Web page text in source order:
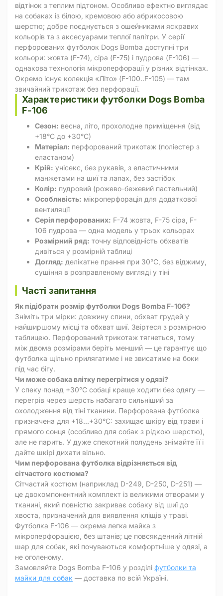
відтінок з теплим підтоном. Особливо ефектно виглядає
на собаках із білою, кремовою або абрикосовою
шерстю; добре поєднується з ошейниками яскравих
кольорів та з аксесуарами теплої палітри. У серії
перфорованих футболок Dogs Bomba доступні три
кольори: жовта (F-74), сіра (F-75) і пудрова (F-106) —
однакова технологія мікроперфорації у різних відтінках.
Окремо існує колекція «Літо» (F-100..F-105) — там
звичайний трикотаж без перфорації.
Характеристики футболки Dogs Bomba
F-106
Сезон: весна, літо, прохолодне приміщення (від
+18°C до +30°C)
Матеріал: перфорований трикотаж (поліестер з
еластаном)
Крій: унісекс, без рукавів, з еластичними
манжетами на шиї та лапах, без застібок
Колір: пудровий (рожево-бежевий пастельний)
Особливість: мікроперфорація для додаткової
вентиляції
Серія перфорованих: F-74 жовта, F-75 сіра, F-
106 пудрова — одна модель у трьох кольорах
Розмірний ряд: точну відповідність обхватів
дивіться у розмірній таблиці
Догляд: делікатне прання при 30°C, без віджиму,
сушіння в розправленому вигляді у тіні
Часті запитання
Як підібрати розмір футболки Dogs Bomba F-106?
Зніміть три мірки: довжину спини, обхват грудей у
найширшому місці та обхват шиї. Звіртеся з розмірною
таблицею. Перфорований трикотаж тягнеться, тому
між двома розмірами беріть менший — це гарантує що
футболка щільно прилягатиме і не звисатиме на боки
під час бігу.
Чи може собака влітку перегрітися у одязі?
У спеку понад +30°C собаці краще ходити без одягу —
перегрів через шерсть набагато сильніший за
охолодження від тіні тканини. Перфорована футболка
призначена для +18…+30°C: захищає шкіру від трави і
прямого сонця (особливо для собак з рідкою шерстю),
але не парить. У дуже спекотний полудень знімайте її і
дайте шкірі дихати вільно.
Чим перфорована футболка відрізняється від
сітчастого костюма?
Сітчастий костюм (наприклад D-249, D-250, D-251) —
це двокомпонентний комплект із великими отворами у
тканині, який повністю закриває собаку від шиї до
хвоста, призначений для виявлення кліщів у траві.
Футболка F-106 — окрема легка майка з
мікроперфорацією, без штанів; це повсякденний літній
шар для собак, які почуваються комфортніше у одязі, а
не оголеному.
Замовляйте Dogs Bomba F-106 у розділі футболки та
майки для собак — доставка по всій Україні.